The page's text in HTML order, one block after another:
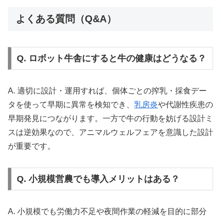
よくある質問（Q&A）
Q. ロボット牛舎にすると牛の健康はどうなる？
A. 適切に設計・運用すれば、個体ごとの搾乳・採食デー
タを使って早期に異常を検知でき、 乳房炎や代謝性疾患の
早期発見につながります。一方で牛の行動を妨げる設計ミ
スは逆効果なので、アニマルウェルフェアを意識した設計
が重要です。
Q. 小規模営農でも導入メリットはある？
A. 小規模でも労働力不足や夜間作業の軽減を目的に部分